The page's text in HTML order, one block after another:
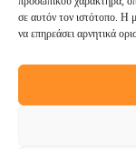
σε αυτόν τον ιστότοπο. Η
να επηρεάσει αρνητικά